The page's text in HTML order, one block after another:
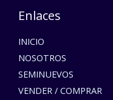
Enlaces
INICIO
NOSOTROS
SEMINUEVOS
VENDER / COMPRAR